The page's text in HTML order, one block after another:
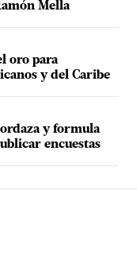
Mella
oro para
y del Caribe
y formula
encuestas